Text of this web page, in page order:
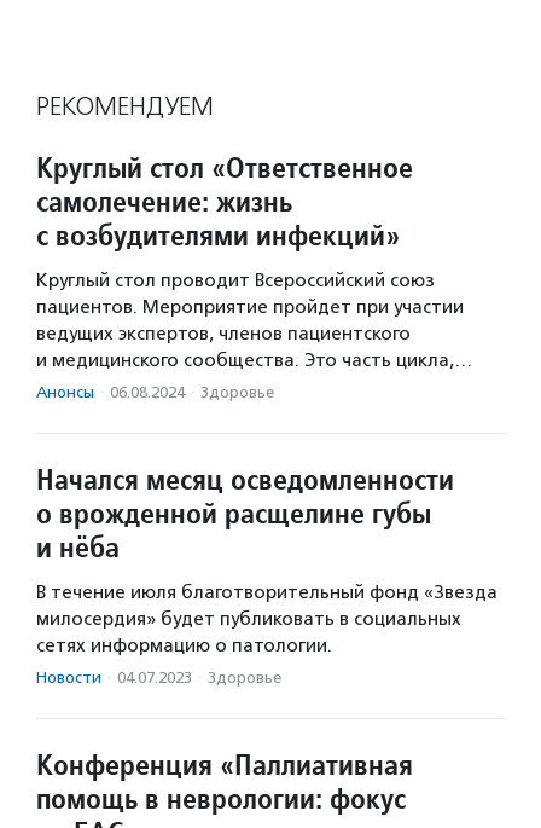
РЕКОМЕНДУЕМ
Круглый стол «Ответственное
самолечение: жизнь
с возбудителями инфекций»
Круглый стол проводит Всероссийский союз
пациентов. Мероприятие пройдет при участии
ведущих экспертов, членов пациентского
и медицинского сообщества. Это часть цикла,…
Анонсы · 06.08.2024 · Здоровье
Начался месяц осведомленности
о врожденной расщелине губы
и нёба
В течение июля благотворительный фонд «Звезда
милосердия» будет публиковать в социальных
сетях информацию о патологии.
Новости · 04.07.2023 · Здоровье
Конференция «Паллиативная
помощь в неврологии: фокус